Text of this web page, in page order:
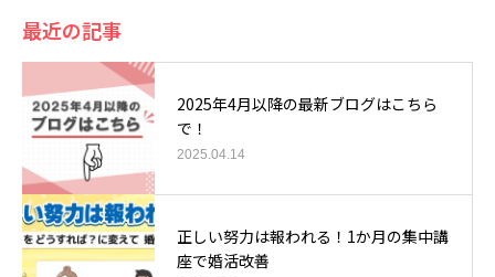
最近の記事
2025年4月以降の最新ブログはこちら
で！
2025.04.14
正しい努力は報われる！1か月の集中講
座で婚活改善